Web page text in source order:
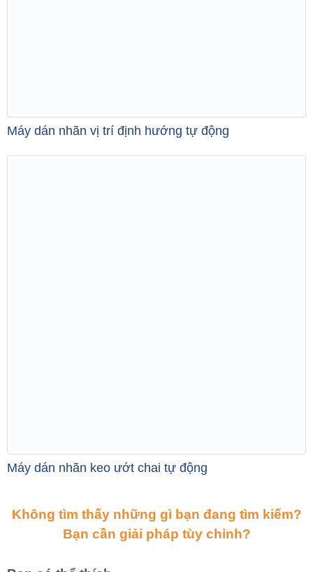
Máy dán nhãn vị trí định hướng tự động
Máy dán nhãn keo ướt chai tự động
Không tìm thấy những gì bạn đang tìm kiếm?
Bạn cần giải pháp tùy chỉnh?